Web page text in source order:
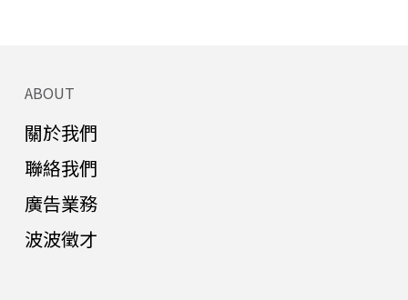
ABOUT
關於我們
聯絡我們
廣告業務
波波徵才